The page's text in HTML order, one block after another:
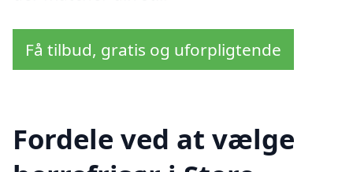
Få tilbud, gratis og uforpligtende
Fordele ved at vælge